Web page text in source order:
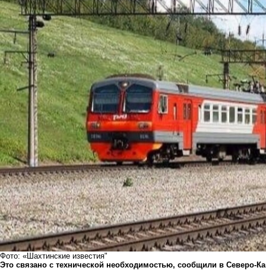
Фото: «Шахтинские известия"
Это связано с технической необходимостью, сообщили в Северо-